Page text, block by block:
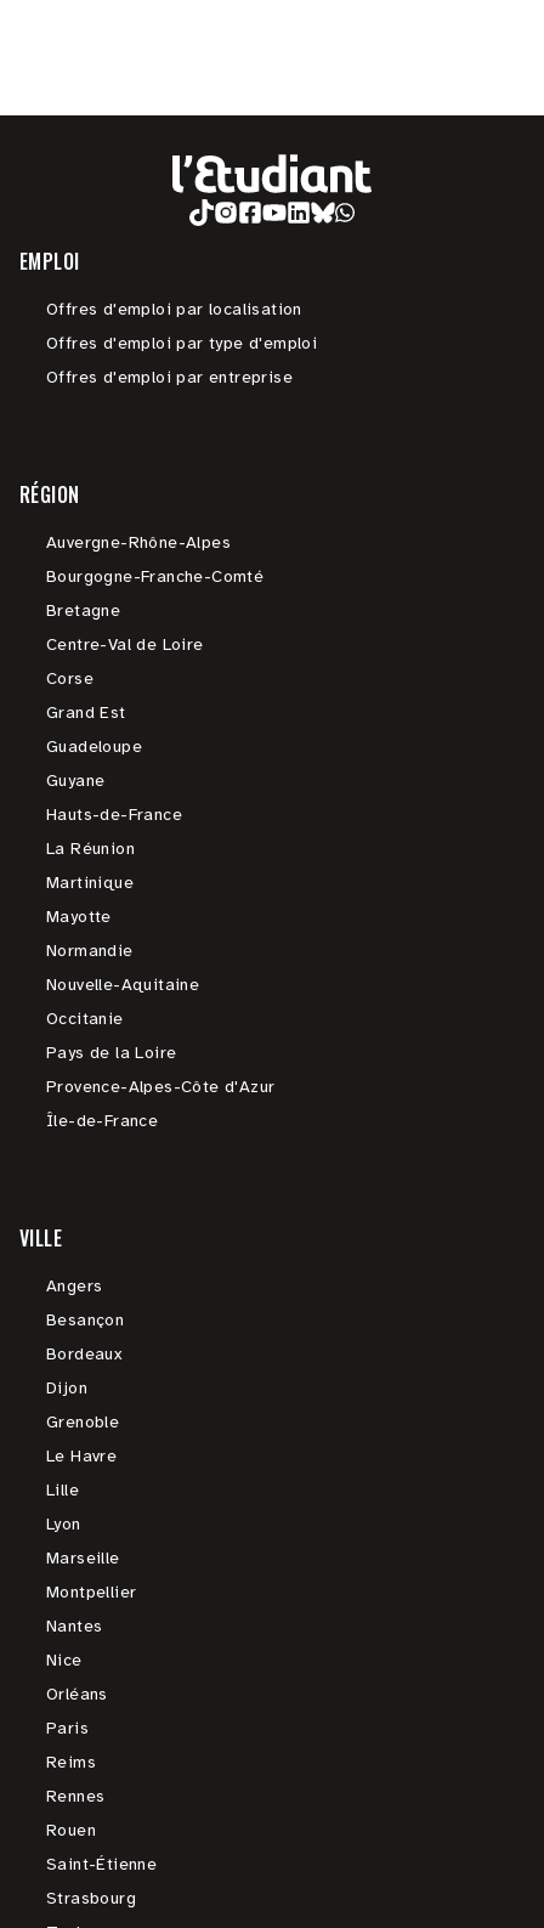
EMPLOI
Offres d'emploi par localisation
Offres d'emploi par type d'emploi
Offres d'emploi par entreprise
RÉGION
Auvergne-Rhône-Alpes
Bourgogne-Franche-Comté
Bretagne
Centre-Val de Loire
Corse
Grand Est
Guadeloupe
Guyane
Hauts-de-France
La Réunion
Martinique
Mayotte
Normandie
Nouvelle-Aquitaine
Occitanie
Pays de la Loire
Provence-Alpes-Côte d'Azur
Île-de-France
VILLE
Angers
Besançon
Bordeaux
Dijon
Grenoble
Le Havre
Lille
Lyon
Marseille
Montpellier
Nantes
Nice
Orléans
Paris
Reims
Rennes
Rouen
Saint-Étienne
Strasbourg